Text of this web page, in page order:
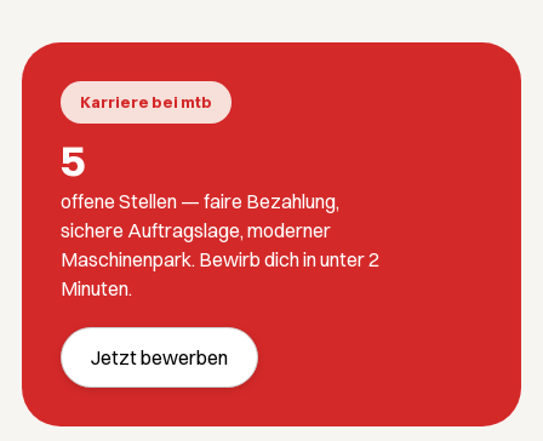
Karriere bei mtb
5
offene Stellen — faire Bezahlung,
sichere Auftragslage, moderner
Maschinenpark. Bewirb dich in unter 2
Minuten.
Jetzt bewerben